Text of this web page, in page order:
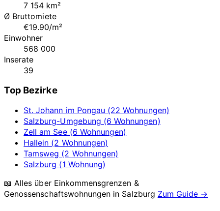
7 154 km²
Ø Bruttomiete
€19.90/m²
Einwohner
568 000
Inserate
39
Top Bezirke
St. Johann im Pongau (22 Wohnungen)
Salzburg-Umgebung (6 Wohnungen)
Zell am See (6 Wohnungen)
Hallein (2 Wohnungen)
Tamsweg (2 Wohnungen)
Salzburg (1 Wohnung)
📖 Alles über Einkommensgrenzen &
Genossenschaftswohnungen in Salzburg Zum Guide →